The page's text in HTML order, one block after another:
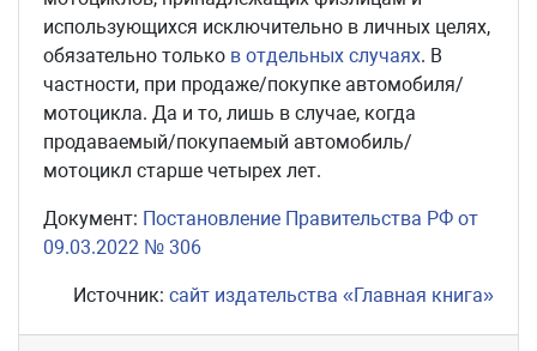
использующихся исключительно в личных целях,
обязательно только в отдельных случаях. В
частности, при продаже/покупке автомобиля/
мотоцикла. Да и то, лишь в случае, когда
продаваемый/покупаемый автомобиль/
мотоцикл старше четырех лет.
Документ: Постановление Правительства РФ от
09.03.2022 № 306
Источник: сайт издательства «Главная книга»